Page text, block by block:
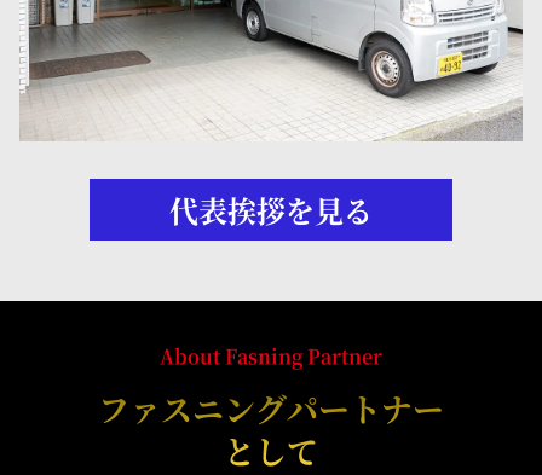
代表挨拶を見る
About Fasning Partner
ファスニングパートナー
として